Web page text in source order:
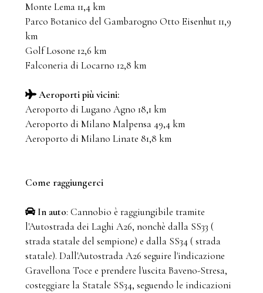
Monte Lema 11,4 km
Parco Botanico del Gambarogno Otto Eisenhut 11,9
km
Golf Losone 12,6 km
Falconeria di Locarno 12,8 km
Aeroporti più vicini:
Aeroporto di Lugano Agno 18,1 km
Aeroporto di Milano Malpensa 49,4 km
Aeroporto di Milano Linate 81,8 km
Come raggiungerci
In auto: Cannobio è raggiungibile tramite
l'Autostrada dei Laghi A26, nonchè dalla SS33 (
strada statale del sempione) e dalla SS34 ( strada
statale). Dall'Autostrada A26 seguire l'indicazione
Gravellona Toce e prendere l'uscita Baveno-Stresa,
costeggiare la Statale SS34, seguendo le indicazioni